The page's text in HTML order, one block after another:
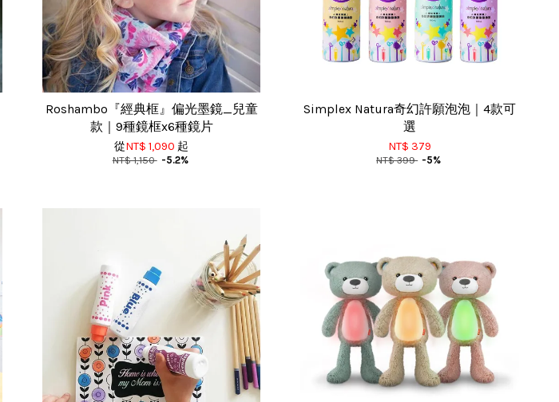
Roshambo『經典框』偏光墨鏡_兒童
款｜9種鏡框x6種鏡片
從NT$ 1,090 起
NT$ 1,150 -5.2%
Simplex Natura奇幻許願泡泡｜4款可
選
NT$ 379
NT$ 399 -5%